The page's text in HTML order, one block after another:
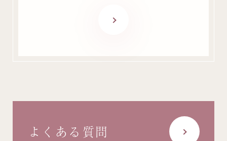
よくある質問